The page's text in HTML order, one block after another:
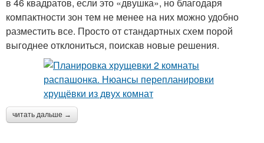
компактности зон тем не менее на них можно удобно
разместить все. Просто от стандартных схем порой
выгоднее отклониться, поискав новые решения.
читать дальше →